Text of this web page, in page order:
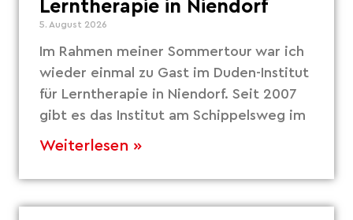
Lerntherapie in Niendorf
5. August 2026
Im Rahmen meiner Sommertour war ich
wieder einmal zu Gast im Duden-Institut
für Lerntherapie in Niendorf. Seit 2007
gibt es das Institut am Schippelsweg im
Weiterlesen »